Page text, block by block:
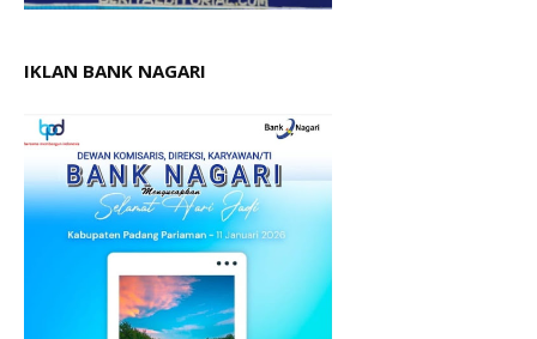
IKLAN BANK NAGARI